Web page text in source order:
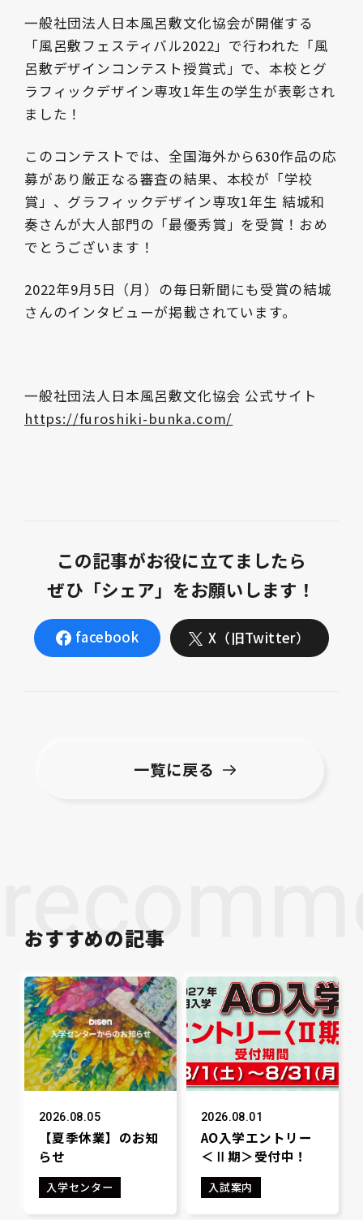
一般社団法人日本風呂敷文化協会が開催する
「風呂敷フェスティバル2022」で行われた「風
呂敷デザインコンテスト授賞式」で、本校とグ
ラフィックデザイン専攻1年生の学生が表彰され
ました！
このコンテストでは、全国海外から630作品の応
募があり厳正なる審査の結果、本校が「学校
賞」、グラフィックデザイン専攻1年生 結城和
奏さんが大人部門の「最優秀賞」を受賞！おめ
でとうございます！
2022年9月5日（月）の毎日新聞にも受賞の結城
さんのインタビューが掲載されています。
一般社団法人日本風呂敷文化協会 公式サイト
https://furoshiki-bunka.com/
この記事がお役に立てましたら
ぜひ「シェア」をお願いします！
facebook X（旧Twitter）
一覧に戻る
おすすめの記事
2026.08.05
【夏季休業】のお知
らせ
入学センター
2026.08.01
AO入学エントリー
＜Ⅱ期＞受付中！
入試案内